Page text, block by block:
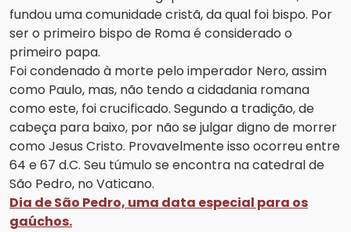
fundou uma comunidade cristã, da qual foi bispo. Por
ser o primeiro bispo de Roma é considerado o
primeiro papa.
Foi condenado à morte pelo imperador Nero, assim
como Paulo, mas, não tendo a cidadania romana
como este, foi crucificado. Segundo a tradição, de
cabeça para baixo, por não se julgar digno de morrer
como Jesus Cristo. Provavelmente isso ocorreu entre
64 e 67 d.C. Seu túmulo se encontra na catedral de
São Pedro, no Vaticano.
Dia de São Pedro, uma data especial para os
gaúchos.